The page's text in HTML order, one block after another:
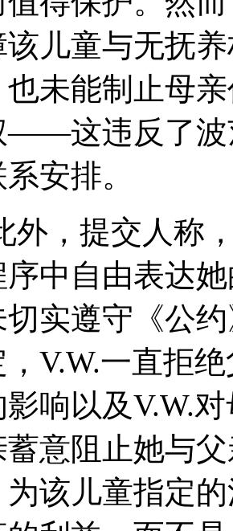
该儿童与无抚
也未能制止母
――这违反了波
安排。
外，提交人称
序中自由表达
切实遵守《公
，V.W.一直拒
影响以及V.W.
蓄意阻止她与
为该儿童指定